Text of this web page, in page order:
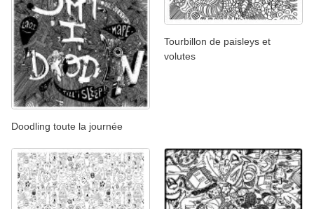
Doodling toute la journée
Tourbillon de paisleys et
volutes